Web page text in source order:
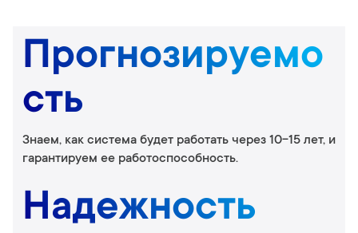
Прогнозируемо
сть
Знаем, как система будет работать через 10-15 лет, и
гарантируем ее работоспособность.
Надежность